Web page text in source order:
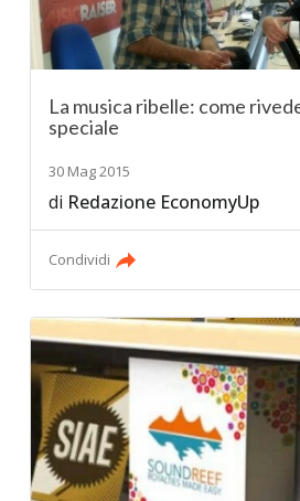
La musica ribelle: come
speciale
30 Mag 2015
di Redazione EconomyUp
Condividi